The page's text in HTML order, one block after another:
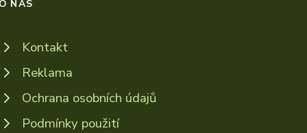
O NÁS
Kontakt
Reklama
Ochrana osobních údajů
Podmínky použití